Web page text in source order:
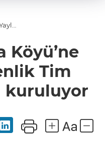
Köyü’ne
Tim
kuruluyor